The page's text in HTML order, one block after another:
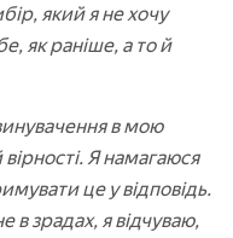
який я не хочу
як раніше, а то й
в мою
Я намагаюся
це у відповідь.
зрадах, я відчуваю,